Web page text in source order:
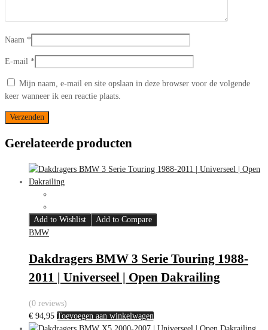
Naam *
E-mail *
Mijn naam, e-mail en site opslaan in deze browser voor de volgende
keer wanneer ik een reactie plaats.
Gerelateerde producten
Add to Wishlist
Add to Compare
BMW
Dakdragers BMW 3 Serie Touring 1988-
2011 | Universeel | Open Dakrailing
(0 reviews)
€ 94,95 Toevoegen aan winkelwagen